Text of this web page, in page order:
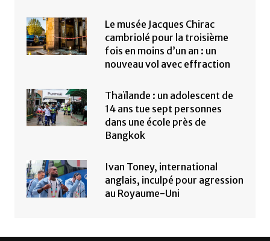
Le musée Jacques Chirac
cambriolé pour la troisième
fois en moins d’un an : un
nouveau vol avec effraction
Thaïlande : un adolescent de
14 ans tue sept personnes
dans une école près de
Bangkok
Ivan Toney, international
anglais, inculpé pour agression
au Royaume-Uni